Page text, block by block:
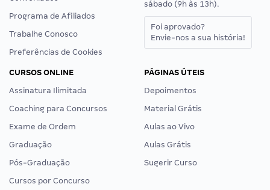
Programa de Afiliados
Trabalhe Conosco
Preferências de Cookies
sábado (9h às 13h).
Foi aprovado?
Envie-nos a sua história!
CURSOS ONLINE
Assinatura Ilimitada
Coaching para Concursos
Exame de Ordem
Graduação
Pós-Graduação
Cursos por Concurso
PÁGINAS ÚTEIS
Depoimentos
Material Grátis
Aulas ao Vivo
Aulas Grátis
Sugerir Curso